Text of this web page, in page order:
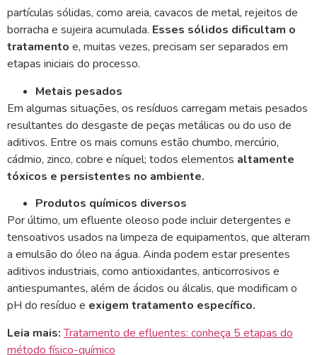
partículas sólidas, como areia, cavacos de metal, rejeitos de
borracha e sujeira acumulada. Esses sólidos dificultam o
tratamento e, muitas vezes, precisam ser separados em
etapas iniciais do processo.
Metais pesados
Em algumas situações, os resíduos carregam metais pesados
resultantes do desgaste de peças metálicas ou do uso de
aditivos. Entre os mais comuns estão chumbo, mercúrio,
cádmio, zinco, cobre e níquel; todos elementos altamente
tóxicos e persistentes no ambiente.
Produtos químicos diversos
Por último, um efluente oleoso pode incluir detergentes e
tensoativos usados na limpeza de equipamentos, que alteram
a emulsão do óleo na água. Ainda podem estar presentes
aditivos industriais, como antioxidantes, anticorrosivos e
antiespumantes, além de ácidos ou álcalis, que modificam o
pH do resíduo e exigem tratamento específico.
Leia mais:Tratamento de efluentes: conheça 5 etapas do
método físico-químico